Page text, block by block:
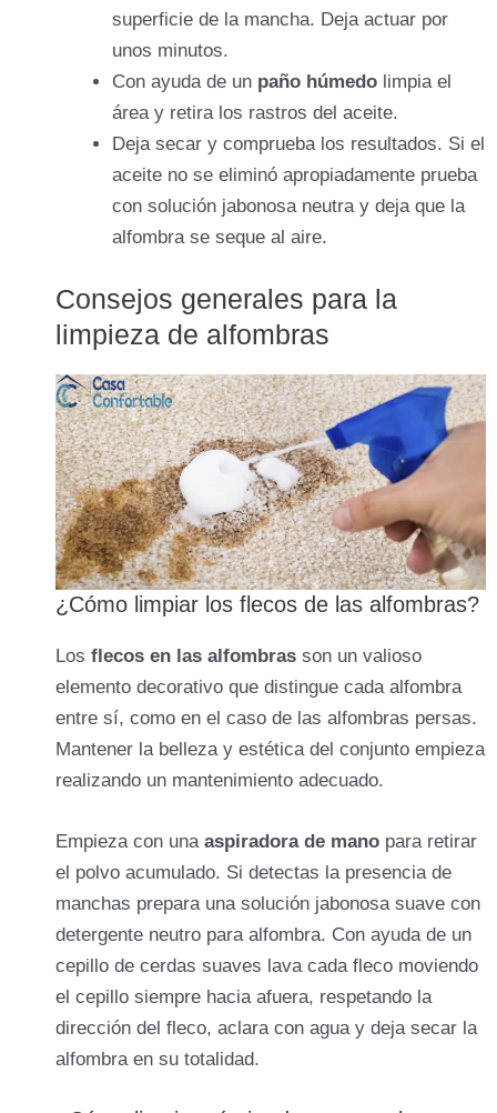
superficie de la mancha. Deja actuar por
unos minutos.
Con ayuda de un paño húmedo limpia el
área y retira los rastros del aceite.
Deja secar y comprueba los resultados. Si el
aceite no se eliminó apropiadamente prueba
con solución jabonosa neutra y deja que la
alfombra se seque al aire.
Consejos generales para la
limpieza de alfombras
¿Cómo limpiar los flecos de las alfombras?
Los flecos en las alfombras son un valioso
elemento decorativo que distingue cada alfombra
entre sí, como en el caso de las alfombras persas.
Mantener la belleza y estética del conjunto empieza
realizando un mantenimiento adecuado.
Empieza con unaaspiradora de mano para retirar
el polvo acumulado. Si detectas la presencia de
manchas prepara una solución jabonosa suave con
detergente neutro para alfombra. Con ayuda de un
cepillo de cerdas suaves lava cada fleco moviendo
el cepillo siempre hacia afuera, respetando la
dirección del fleco, aclara con agua y deja secar la
alfombra en su totalidad.